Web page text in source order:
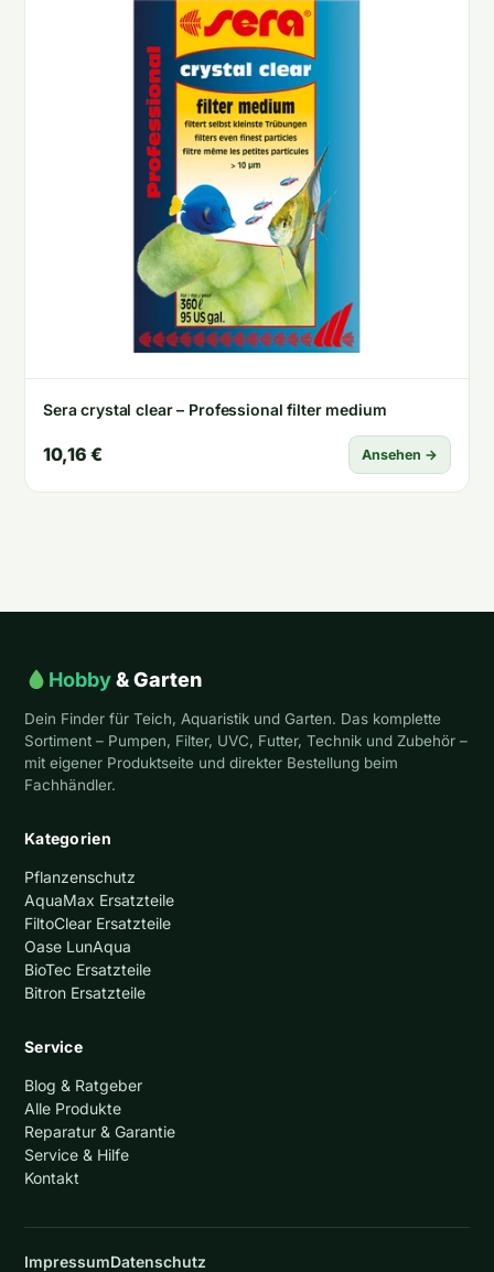
Sera crystal clear – Professional filter medium
10,16 € Ansehen →
Hobby& Garten
Dein Finder für Teich, Aquaristik und Garten. Das komplette
Sortiment – Pumpen, Filter, UVC, Futter, Technik und Zubehör –
mit eigener Produktseite und direkter Bestellung beim
Fachhändler.
Kategorien
Pflanzenschutz
AquaMax Ersatzteile
FiltoClear Ersatzteile
Oase LunAqua
BioTec Ersatzteile
Bitron Ersatzteile
Service
Blog & Ratgeber
Alle Produkte
Reparatur & Garantie
Service & Hilfe
Kontakt
ImpressumDatenschutz